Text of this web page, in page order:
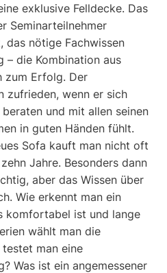
exklusive Felldecke. Das
Seminarteilnehmer
das nötige Fachwissen
– die Kombination aus
zum Erfolg. Der
zufrieden, wenn er sich
und mit allen seinen
in guten Händen fühlt.
Sofa kauft man nicht oft
Jahre. Besonders dann
aber das Wissen über
Wie erkennt man ein
komfortabel ist und lange
wählt man die
man eine
Was ist ein angemessener